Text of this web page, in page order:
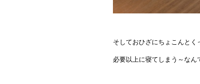
そしておひざにちょこんと
必要以上に寝てしまう～なん